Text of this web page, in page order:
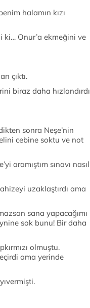
halamın kızı
ki… Onur’a ekmeğini ve
çıktı.
biraz daha hızlandırdı
sonra Neşe’nin
cebine soktu ve not
aramıştım sınavı nasıl
uzaklaştırdı ama
sana yapacağımı
sok bunu! Bir daha
olmuştu.
ama yerinde